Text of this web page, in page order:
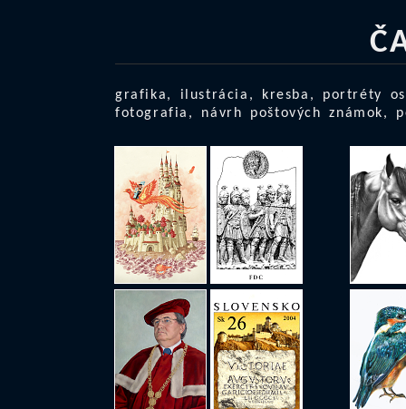
grafika, ilustrácia, kresba, portréty
fotografia, návrh poštových známok,